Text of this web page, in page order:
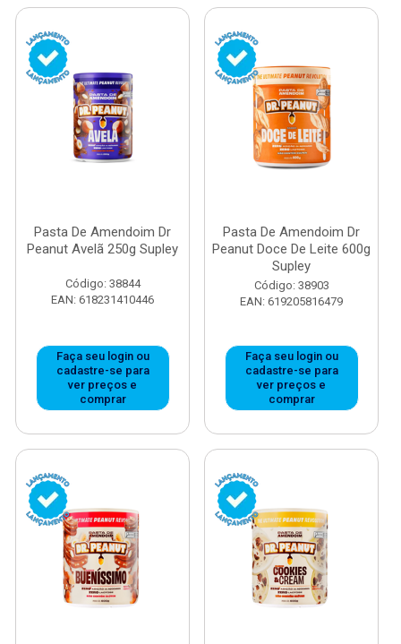
Pasta De Amendoim Dr
Peanut Avelã 250g Supley
Código: 38844
EAN: 618231410446
Faça seu login ou
cadastre-se para
ver preços e
comprar
Pasta De Amendoim Dr
Peanut Doce De Leite 600g
Supley
Código: 38903
EAN: 619205816479
Faça seu login ou
cadastre-se para
ver preços e
comprar